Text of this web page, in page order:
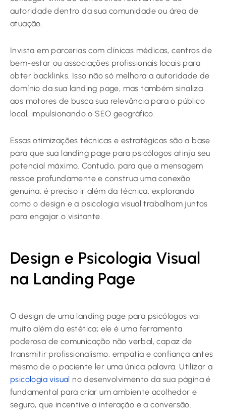
autoridade dentro da sua comunidade ou área de
atuação.
Invista em parcerias com clínicas médicas, centros de
bem-estar ou associações profissionais locais para
obter backlinks. Isso não só melhora a autoridade de
domínio da sua landing page, mas também sinaliza
aos motores de busca sua relevância para o público
local, impulsionando o SEO geográfico.
Essas otimizações técnicas e estratégicas são a base
para que sua landing page para psicólogos atinja seu
potencial máximo. Contudo, para que a mensagem
ressoe profundamente e construa uma conexão
genuína, é preciso ir além da técnica, explorando
como o design e a psicologia visual trabalham juntos
para engajar o visitante.
Design e Psicologia Visual
na Landing Page
O design de uma landing page para psicólogos vai
muito além da estética; ele é uma ferramenta
poderosa de comunicação não verbal, capaz de
transmitir profissionalismo, empatia e confiança antes
mesmo de o paciente ler uma única palavra. Utilizar a
psicologia visual no desenvolvimento da sua página é
fundamental para criar um ambiente acolhedor e
seguro, que incentive a interação e a conversão.